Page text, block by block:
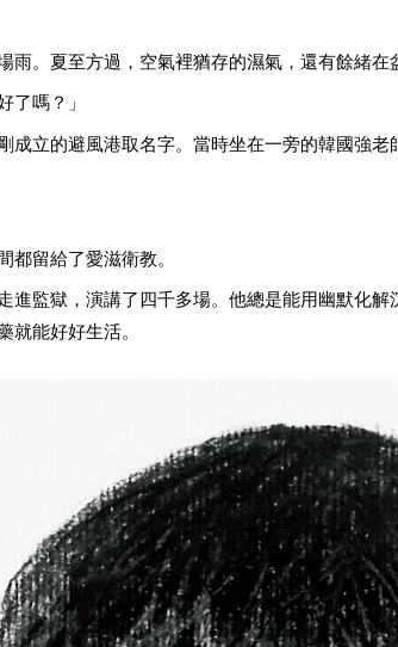
。夏至方過，空氣裡猶存的濕氣，還有餘緒在
了嗎？」
成立的避風港取名字。當時坐在一旁的韓國強
留給了愛滋衛教。
進監獄，演講了四千多場。他總是能用幽默化
能好好生活。